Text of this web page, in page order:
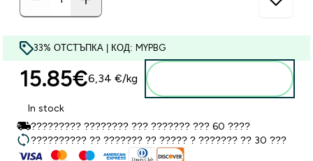
33% ОТСТЪПКА | КОД: MYPBG
15.85€‎6,34 €‎/kg
In stock
????????? ???????? ??? ??????? ??? 60 ????
?????????? ?? ??????? ?? ????? ? ??????? ?? 30 ???